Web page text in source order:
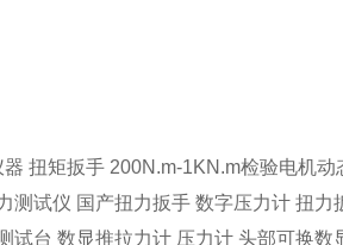
器 扭矩扳手 200N.m-1KN.m检验电机动
测试仪 国产扭力扳手 数字压力计 扭力
试台 数显推拉力计 压力计 头部可换数